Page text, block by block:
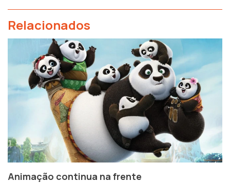
Relacionados
Animação continua na frente